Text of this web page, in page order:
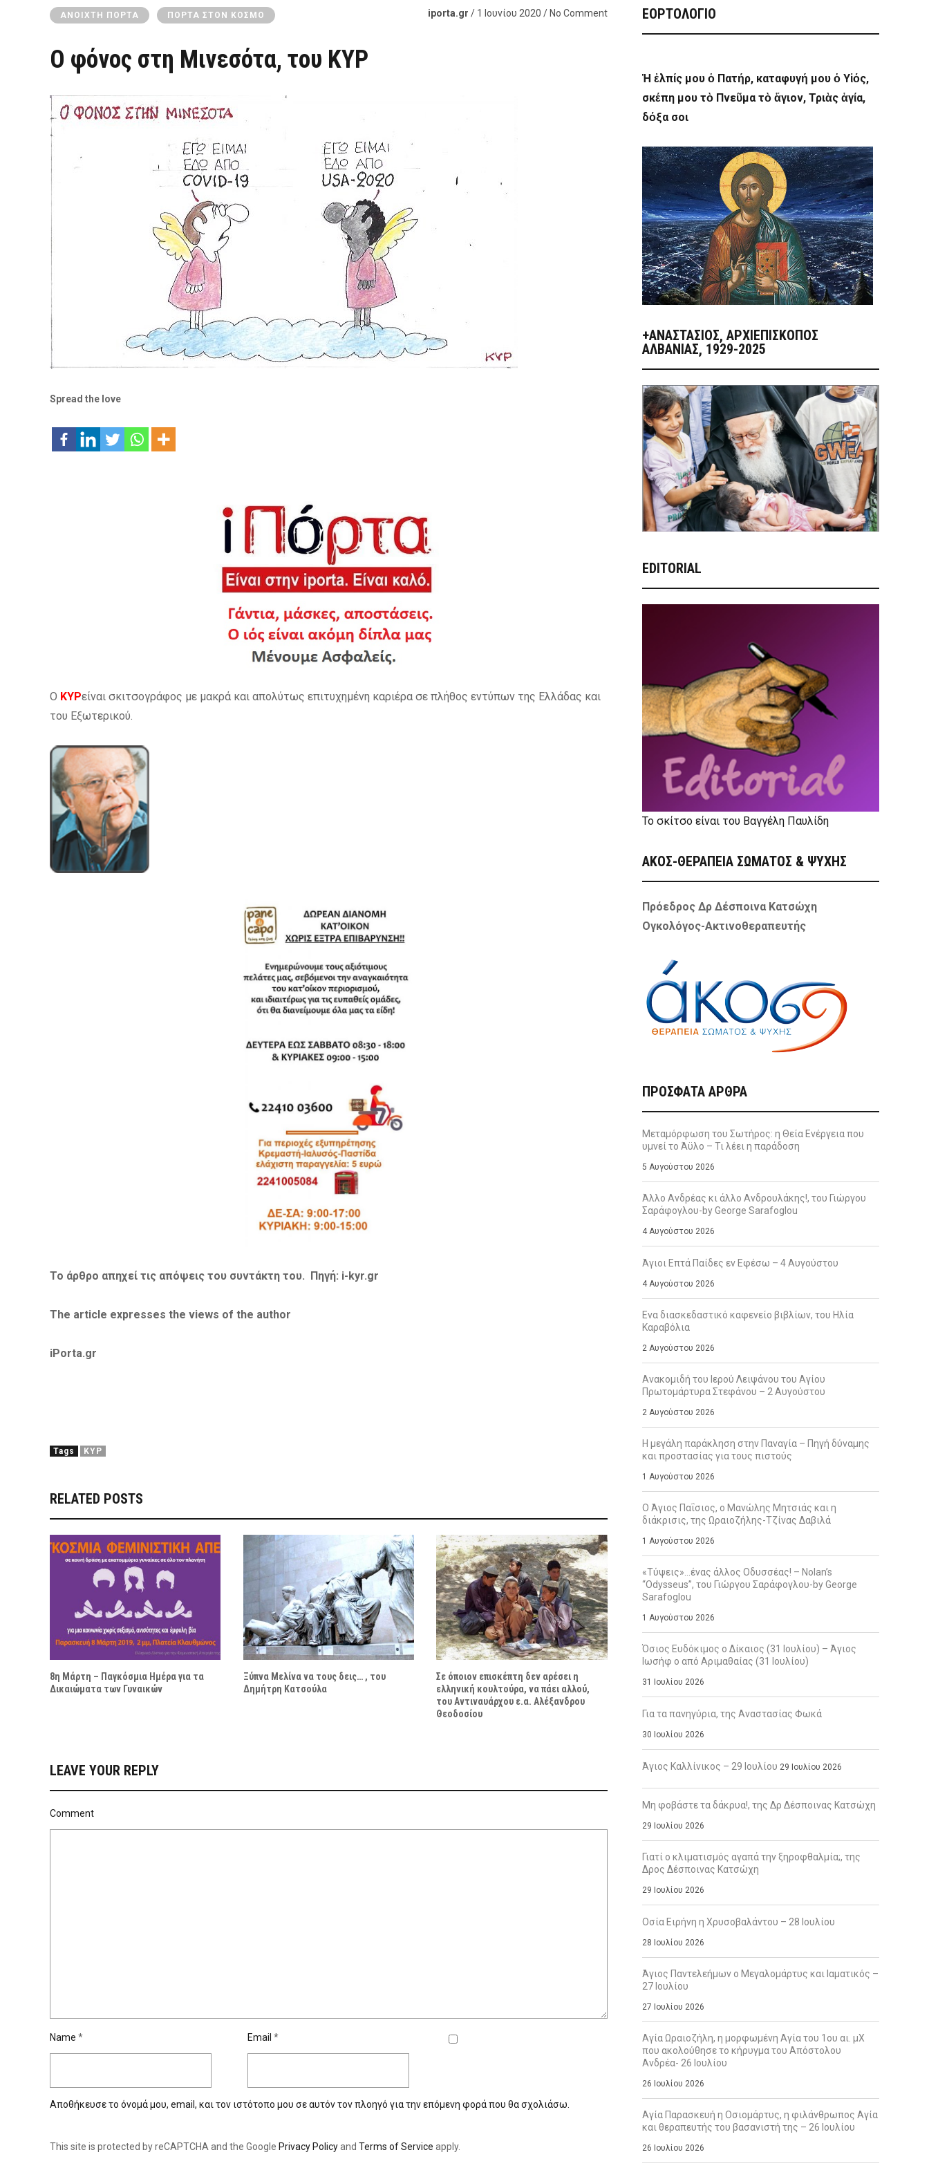
ΑΝΟΙΧΤΉ ΠΌΡΤΑ ΠΌΡΤΑ ΣΤΟΝ ΚΌΣΜΟ iporta.gr / 1 Ιουνίου 2020 / No Comment
Ο φόνος στη Μινεσότα, του ΚΥΡ
Spread the love
O ΚΥΡείναι σκιτσογράφος με μακρά και απολύτως επιτυχημένη καριέρα σε πλήθος εντύπων της Ελλάδας και
του Εξωτερικού.
Το άρθρο απηχεί τις απόψεις του συντάκτη του. Πηγή: i-kyr.gr
The article expresses the views of the author
iPorta.gr
Tags ΚΥΡ
RELATED POSTS
8η Μάρτη – Παγκόσμια Ημέρα για τα
Δικαιώματα των Γυναικών
Ξύπνα Μελίνα να τους δεις… , του
Δημήτρη Κατσούλα
Σε όποιον επισκέπτη δεν αρέσει η
ελληνική κουλτούρα, να πάει αλλού,
του Αντιναυάρχου ε.α. Αλέξανδρου
Θεοδοσίου
LEAVE YOUR REPLY
Comment
Name * Email *
Αποθήκευσε το όνομά μου, email, και τον ιστότοπο μου σε αυτόν τον πλοηγό για την επόμενη φορά που θα σχολιάσω.
This site is protected by reCAPTCHA and the Google Privacy Policyand Terms of Service apply.
ΕΟΡΤΟΛΟΓΙΟ
Ἡ ἐλπίς μου ὁ Πατήρ, καταφυγή μου ὁ Υἱός,
σκέπη μου τὸ Πνεῦμα τὸ ἅγιον, Τριὰς ἁγία,
δόξα σοι
+ΑΝΑΣΤΆΣΙΟΣ, ΑΡΧΙΕΠΊΣΚΟΠΟΣ
ΑΛΒΑΝΊΑΣ, 1929-2025
EDITORIAL
Το σκίτσο είναι του Βαγγέλη Παυλίδη
ΑΚΟΣ-ΘΕΡΑΠΕΙΑ ΣΩΜΑΤΟΣ & ΨΥΧΗΣ
Πρόεδρος Δρ Δέσποινα Κατσώχη
Ογκολόγος-Ακτινοθεραπευτής
ΠΡΌΣΦΑΤΑ ΆΡΘΡΑ
Μεταμόρφωση του Σωτήρος: η Θεία Ενέργεια που
υμνεί το Άϋλο – Τι λέει η παράδοση
5 Αυγούστου 2026
Άλλο Ανδρέας κι άλλο Ανδρουλάκης!, του Γιώργου
Σαράφογλου-by George Sarafoglou
4 Αυγούστου 2026
Άγιοι Επτά Παίδες εν Εφέσω – 4 Αυγούστου
4 Αυγούστου 2026
Ενα διασκεδαστικό καφενείο βιβλίων, του Ηλία
Καραβόλια
2 Αυγούστου 2026
Ανακομιδή του Ιερού Λειψάνου του Αγίου
Πρωτομάρτυρα Στεφάνου – 2 Αυγούστου
2 Αυγούστου 2026
Η μεγάλη παράκληση στην Παναγία – Πηγή δύναμης
και προστασίας για τους πιστούς
1 Αυγούστου 2026
Ο Άγιος Παΐσιος, ο Μανώλης Μητσιάς και η
διάκρισις, της Ωραιοζήλης-Τζίνας Δαβιλά
1 Αυγούστου 2026
«Τύψεις»…ένας άλλος Οδυσσέας! – Nolan’s
“Odysseus”, του Γιώργου Σαράφογλου-by George
Sarafoglou
1 Αυγούστου 2026
Όσιος Ευδόκιμος ο Δίκαιος (31 Ιουλίου) – Άγιος
Ιωσήφ ο από Αριμαθαίας (31 Ιουλίου)
31 Ιουλίου 2026
Για τα πανηγύρια, της Αναστασίας Φωκά
30 Ιουλίου 2026
Άγιος Καλλίνικος – 29 Ιουλίου 29 Ιουλίου 2026
Μη φοβάστε τα δάκρυα!, της Δρ Δέσποινας Κατσώχη
29 Ιουλίου 2026
Γιατί ο κλιματισμός αγαπά την ξηροφθαλμία;, της
Δρος Δέσποινας Κατσώχη
29 Ιουλίου 2026
Οσία Ειρήνη η Χρυσοβαλάντου – 28 Ιουλίου
28 Ιουλίου 2026
Άγιος Παντελεήμων ο Μεγαλομάρτυς και Ιαματικός –
27 Ιουλίου
27 Ιουλίου 2026
Αγία Ωραιοζήλη, η μορφωμένη Αγία του 1ου αι. μΧ
που ακολούθησε το κήρυγμα του Απόστολου
Ανδρέα- 26 Ιουλίου
26 Ιουλίου 2026
Αγία Παρασκευή η Οσιομάρτυς, η φιλάνθρωπος Αγία
και θεραπευτής του βασανιστή της – 26 Ιουλίου
26 Ιουλίου 2026